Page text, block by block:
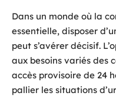
Dans un monde où la
essentielle, disposer
peut s’avérer décisif.
aux besoins variés des
accès provisoire de 24
pallier les situations